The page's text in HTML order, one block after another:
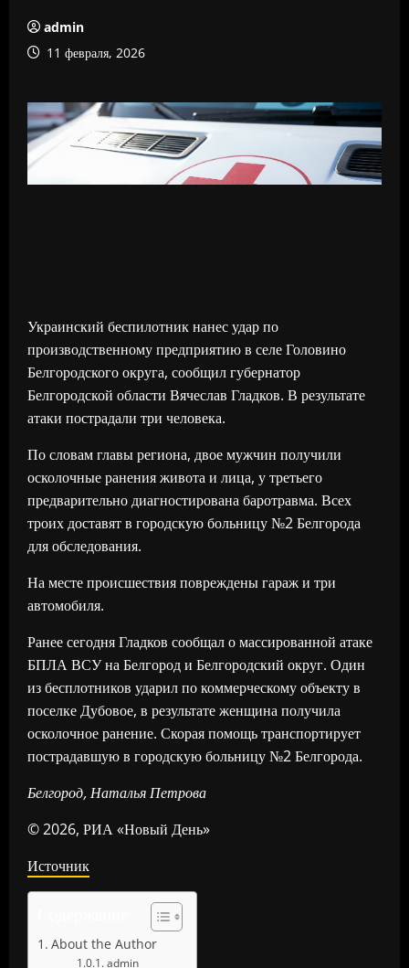
admin
11 февраля, 2026
Украинский беспилотник нанес удар по
производственному предприятию в селе Головино
Белгородского округа, сообщил губернатор
Белгородской области Вячеслав Гладков. В результате
атаки пострадали три человека.
По словам главы региона, двое мужчин получили
осколочные ранения живота и лица, у третьего
предварительно диагностирована баротравма. Всех
троих доставят в городскую больницу №2 Белгорода
для обследования.
На месте происшествия повреждены гараж и три
автомобиля.
Ранее сегодня Гладков сообщал о массированной атаке
БПЛА ВСУ на Белгород и Белгородский округ. Один
из бесплотников ударил по коммерческому объекту в
поселке Дубовое, в результате женщина получила
осколочное ранение. Скорая помощь транспортирует
пострадавшую в городскую больницу №2 Белгорода.
Белгород, Наталья Петрова
© 2026, РИА «Новый День»
Источник
About the Author
admin